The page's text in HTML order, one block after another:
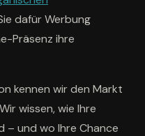
dafür Werbung
Präsenz ihre
kennen wir den Markt
wissen, wie Ihre
und wo Ihre Chance